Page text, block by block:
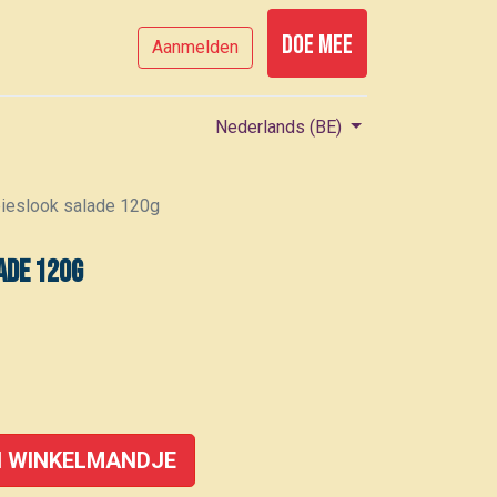
Aanmelden Doe mee
Nederlands (BE)
salade 120g
120g
WINKELMANDJE